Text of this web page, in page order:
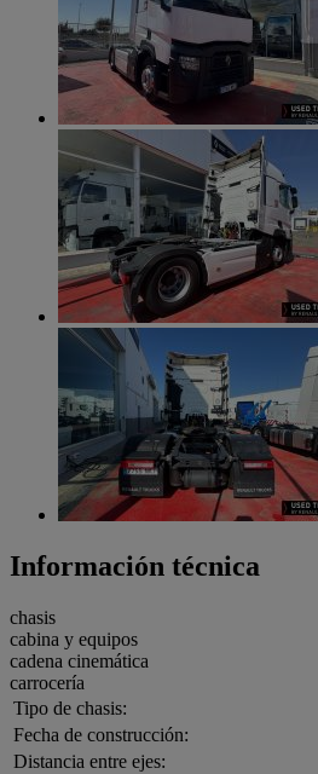
Información técnica
chasis
cabina y equipos
cadena cinemática
carrocería
Tipo de chasis:
Fecha de construcción:
Distancia entre ejes: